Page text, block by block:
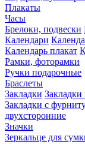
Плакаты
Часы
Брелоки, подвески
Календари
Календарь плакат
Рамки, фоторамки
Ручки подарочные
Браслеты
Закладки
Закладки с
двухсторонние
Значки
Зеркальце для